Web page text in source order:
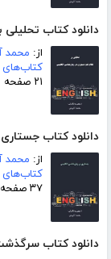
دانلود کتاب
از: محمد
کتاب‌های
۲۱ صفحه
دانلود کتاب
از: محمد
کتاب‌های
۳۷ صفحه
دانلود کتاب